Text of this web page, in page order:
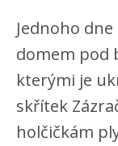
Jednoho
domem pod
kterými je
skřítek
holčičkám